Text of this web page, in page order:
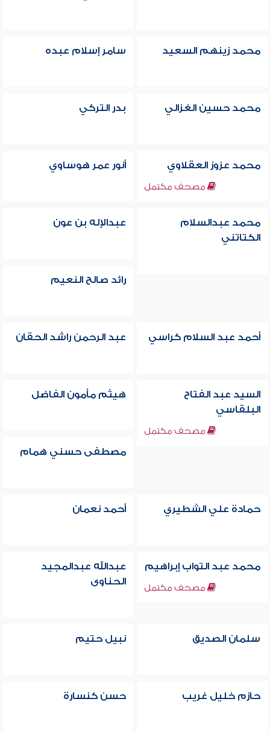
محمد زينهم السعيد سامر إسلام عبده
محمد حسين الغزالي بدر التركي
محمد عزوز العقلاوي
مصحف مكتمل
أنور عمر هوساوي
محمد عبدالسلام
الكتاتني
عبدالإله بن عون
رائد صالح النعيم
أحمد عبد السلام كراسي عبد الرحمن راشد الحقان
السيد عبد الفتاح
البلقاسي
مصحف مكتمل
هيثم مأمون الفاضل
مصطفى حسني همام
حمادة علي الشطيري أحمد نعمان
محمد عبد التواب إبراهيم
مصحف مكتمل
عبدالله عبدالمجيد
الحناوى
سلمان الصديق نبيل حتيم
حازم خليل غريب حسن كنسارة